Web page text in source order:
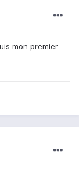
mon premier